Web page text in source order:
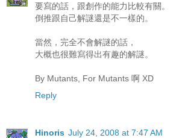
要寫的話，跟創作的能力比較有關。
倒推跟自己解謎還是不一樣的。
當然，完全不會解謎的話，
大概也很難寫得出有趣的解謎。
By Mutants, For Mutants 啊 XD
Reply
Hinoris July 24, 2008 at 7:47 AM